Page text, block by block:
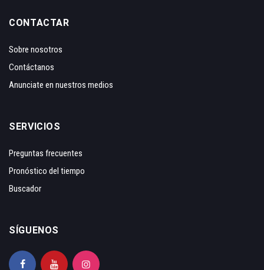
CONTACTAR
Sobre nosotros
Contáctanos
Anunciate en nuestros medios
SERVICIOS
Preguntas frecuentes
Pronóstico del tiempo
Buscador
SÍGUENOS